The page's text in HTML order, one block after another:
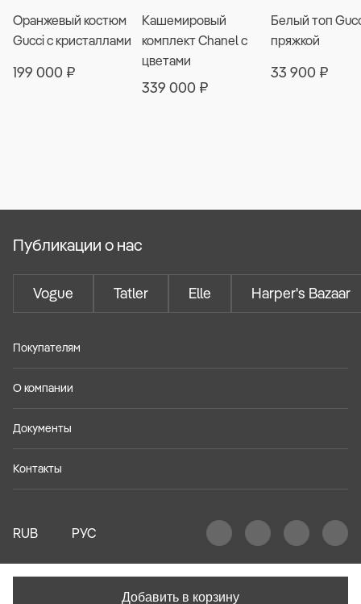
Добавить в корзину
Оранжевый костюм
Gucci с кристаллами
199 000 ₽
Кашемировый
комплект Chanel с
цветами
339 000 ₽
Белый топ
пряжкой
33 900 ₽
Публикации о нас
Vogue Tatler Elle Harper's Bazaar
Покупателям
О компании
Документы
Контакты
RUB РУС